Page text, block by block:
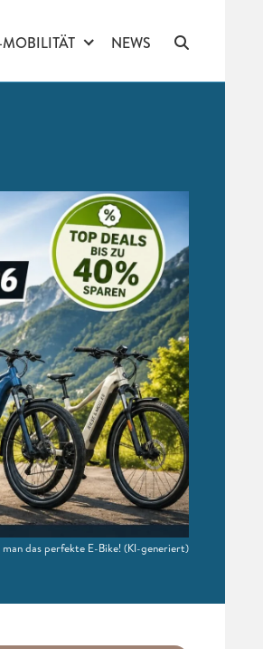
MOBILITÄT NEWS
das perfekte E-Bike!(KI-generiert)